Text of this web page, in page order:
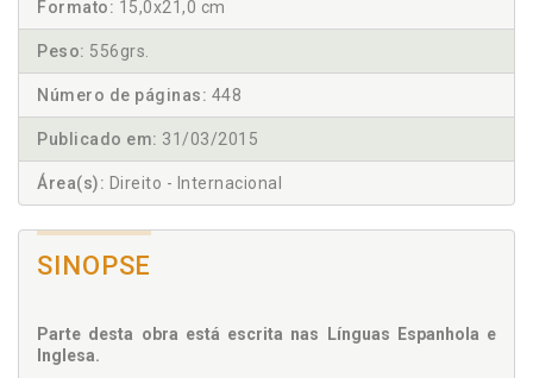
Formato: 15,0x21,0 cm
Peso: 556grs.
Número de páginas: 448
Publicado em: 31/03/2015
Área(s): Direito - Internacional
SINOPSE
Parte desta obra está escrita nas Línguas Espanhola e
Inglesa.